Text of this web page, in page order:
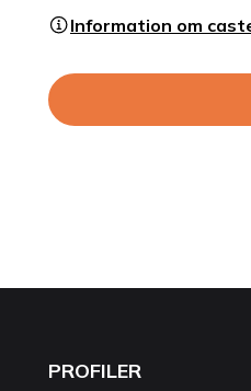
Information om
PROFILER